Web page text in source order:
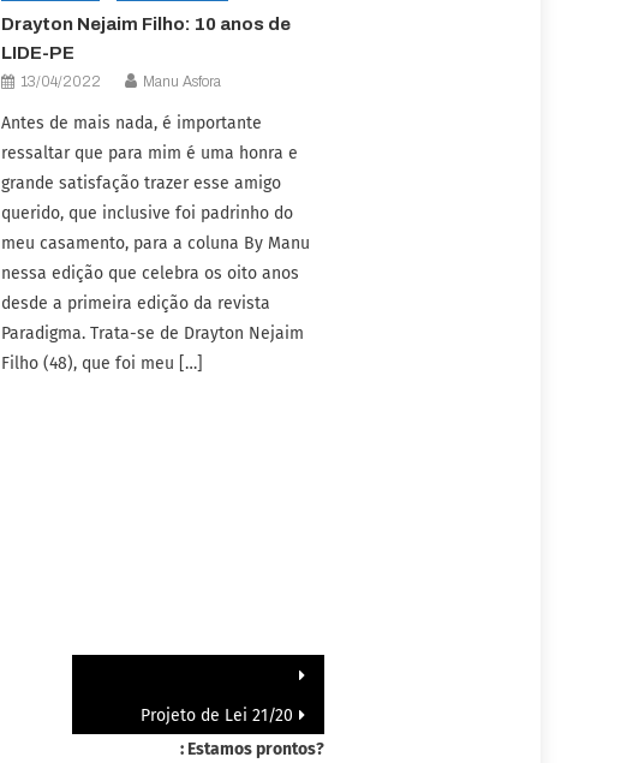
Drayton Nejaim Filho: 10 anos de
LIDE-PE
13/04/2022 Manu Asfora
Antes de mais nada, é importante
ressaltar que para mim é uma honra e
grande satisfação trazer esse amigo
querido, que inclusive foi padrinho do
meu casamento, para a coluna By Manu
nessa edição que celebra os oito anos
desde a primeira edição da revista
Paradigma. Trata-se de Drayton Nejaim
Filho (48), que foi meu […]
Projeto de Lei 21/20
: Estamos prontos?